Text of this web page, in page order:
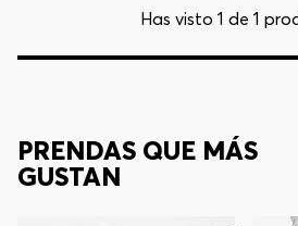
Has visto 1 de 1
PRENDAS QUE MÁS
GUSTAN